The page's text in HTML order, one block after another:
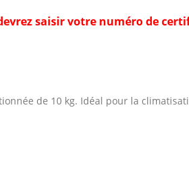
saisir votre numéro de
de 10 kg. Idéal pour la